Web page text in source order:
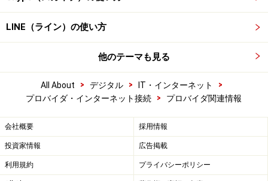
LINE（ライン）の使い方
他のテーマも見る
All About > デジタル > IT・インターネット
>
プロバイダ・インターネット接続
> プロバイダ関連情報
会社概要 採用情報
投資家情報 広告掲載
利用規約 プライバシーポリシー